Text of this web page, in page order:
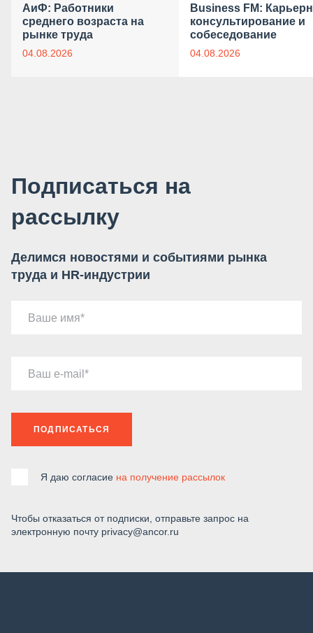
АиФ: Работники
среднего возраста на
рынке труда
04.08.2026
Business FM:
консультирование и
собеседование
04.08.2026
Подписаться на
рассылку
Делимся новостями и событиями рынка
труда и HR-индустрии
Ваше имя
Ваш e-mail
ПОДПИСАТЬСЯ
Я даю согласие на получение рассылок
Чтобы отказаться от подписки, отправьте запрос на
электронную почту privacy@ancor.ru